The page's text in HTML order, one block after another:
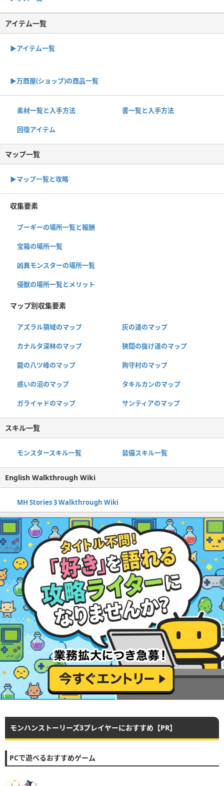
アイテム一覧
▶アイテム一覧
▶︎万商屋(ショップ)の商品一覧
素材一覧と入手方法 書一覧と入手方法
回復アイテム
マップ一覧
▶︎マップ一覧と攻略
収集要素
プーギーの場所一覧と報酬
宝箱の場所一覧
凶異モンスターの場所一覧
侵獣の場所一覧とメリット
マップ別収集要素
アズラル領域のマップ 灰の道のマップ
カナルタ深林のマップ 狭間の抜け道のマップ
龍の八ツ峰のマップ 狗守村のマップ
惑いの沼のマップ タキルカンのマップ
ガライャドのマップ サンティアのマップ
スキル一覧
モンスタースキル一覧 装備スキル一覧
English Walkthrough Wiki
MH Stories 3 Walkthrough Wiki
モンハンストーリーズ3プレイヤーにおすすめ【PR】
PCで遊べるおすすめゲーム